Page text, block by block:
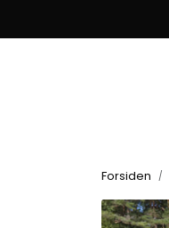
Forsiden